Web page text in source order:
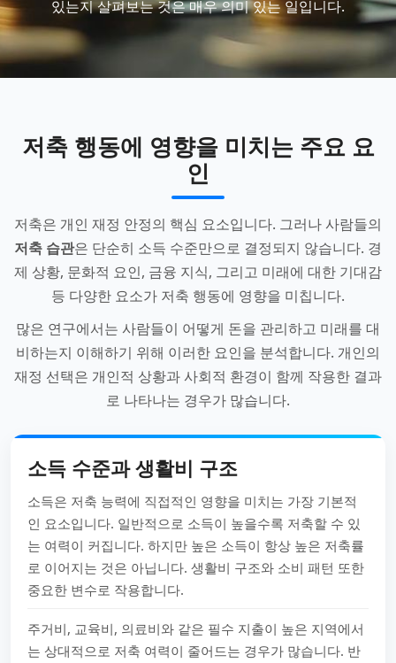
있는지 살펴보는 것은 매우 의미 있는 일입니다.
저축 행동에 영향을 미치는 주요 요
인
저축은 개인 재정 안정의 핵심 요소입니다. 그러나 사람들의
저축 습관은 단순히 소득 수준만으로 결정되지 않습니다. 경
제 상황, 문화적 요인, 금융 지식, 그리고 미래에 대한 기대감
등 다양한 요소가 저축 행동에 영향을 미칩니다.
많은 연구에서는 사람들이 어떻게 돈을 관리하고 미래를 대
비하는지 이해하기 위해 이러한 요인을 분석합니다. 개인의
재정 선택은 개인적 상황과 사회적 환경이 함께 작용한 결과
로 나타나는 경우가 많습니다.
소득 수준과 생활비 구조
소득은 저축 능력에 직접적인 영향을 미치는 가장 기본적
인 요소입니다. 일반적으로 소득이 높을수록 저축할 수 있
는 여력이 커집니다. 하지만 높은 소득이 항상 높은 저축률
로 이어지는 것은 아닙니다. 생활비 구조와 소비 패턴 또한
중요한 변수로 작용합니다.
주거비, 교육비, 의료비와 같은 필수 지출이 높은 지역에서
는 상대적으로 저축 여력이 줄어드는 경우가 많습니다. 반